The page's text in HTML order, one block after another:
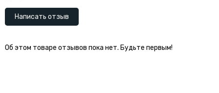
Написать отзыв
Об этом товаре отзывов пока нет. Будьте первым!